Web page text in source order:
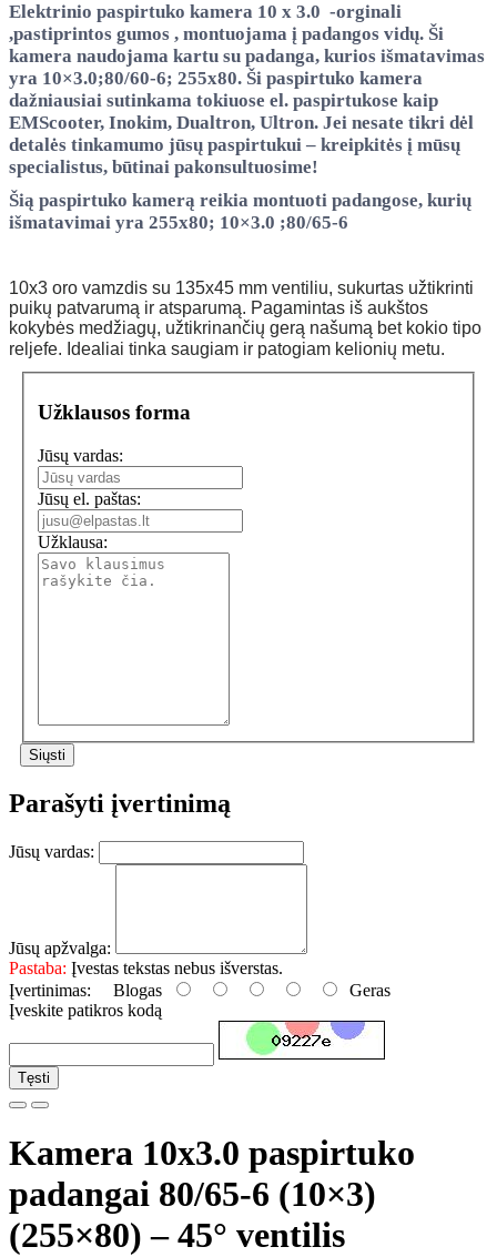
Elektrinio paspirtuko kamera 10 x 3.0 -orginali
,pastiprintos gumos , montuojama į padangos vidų. Ši
kamera naudojama kartu su padanga, kurios išmatavimas
yra 10×3.0;80/60-6; 255x80. Ši paspirtuko kamera
dažniausiai sutinkama tokiuose el. paspirtukose kaip
EMScooter, Inokim, Dualtron, Ultron. Jei nesate tikri dėl
detalės tinkamumo jūsų paspirtukui – kreipkitės į mūsų
specialistus, būtinai pakonsultuosime!
Šią paspirtuko kamerą reikia montuoti padangose, kurių
išmatavimai yra 255x80; 10×3.0 ;80/65-6
10x3 oro vamzdis su 135x45 mm ventiliu, sukurtas užtikrinti
puikų patvarumą ir atsparumą. Pagamintas iš aukštos
kokybės medžiagų, užtikrinančių gerą našumą bet kokio tipo
reljefe. Idealiai tinka saugiam ir patogiam kelionių metu.
Užklausos forma
Jūsų vardas:
Jūsų el. paštas:
Užklausa:
Parašyti įvertinimą
Jūsų vardas:
Jūsų apžvalga:
Pastaba: Įvestas tekstas nebus išverstas.
Įvertinimas: Blogas
Geras
Įveskite patikros kodą
Tęsti
Kamera 10x3.0 paspirtuko
padangai 80/65-6 (10×3)
(255×80) – 45° ventilis